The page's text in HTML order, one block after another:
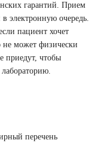
гарантий. Прием
в электронную очередь.
пациент хочет
не может физически
приедут, чтобы
лабораторию.
перечень